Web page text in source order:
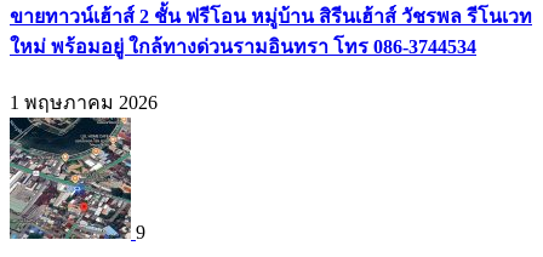
ขายทาวน์เฮ้าส์ 2 ชั้น ฟรีโอน หมู่บ้าน สิรีนเฮ้าส์ วัชรพล รีโนเวท
ใหม่ พร้อมอยู่ ใกล้ทางด่วนรามอินทรา โทร 086-3744534
1 พฤษภาคม 2026
9